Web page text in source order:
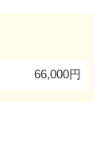
66,000円